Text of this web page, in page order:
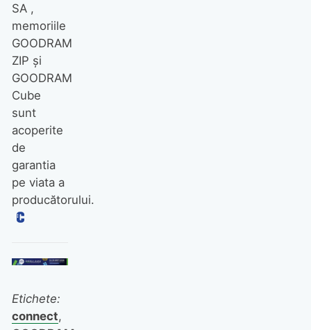
SA ,
memoriile
GOODRAM
ZIP şi
GOODRAM
Cube
sunt
acoperite
de
garantia
pe viata a
producătorului.
Etichete:
connect,